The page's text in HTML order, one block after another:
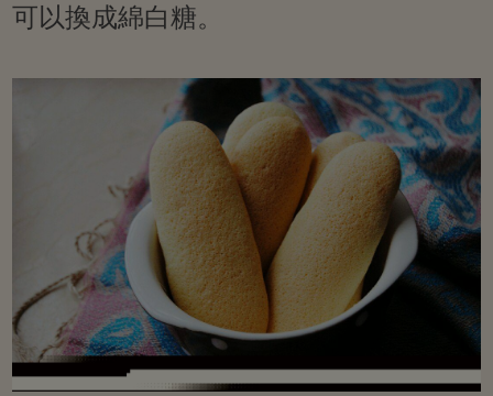
可以換成綿白糖。